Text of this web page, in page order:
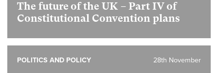
The future of the UK – Part IV of
Constitutional Convention plans
28th November
POLITICS AND POLICY